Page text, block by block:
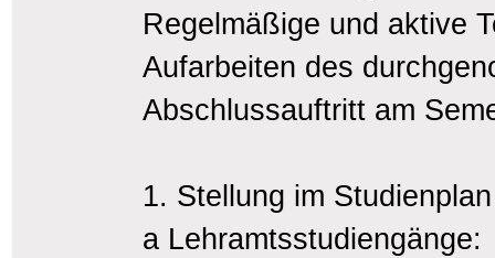
Regelmäßige und aktive
Aufarbeiten des
Abschlussauftritt am
1. Stellung im Studienplan
a Lehramtsstudiengänge: